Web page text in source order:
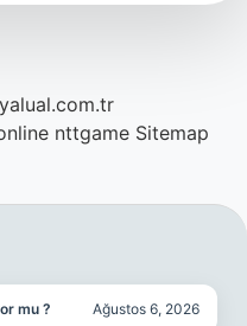
nttgame Sitemap
mu ? Ağustos 6, 2026